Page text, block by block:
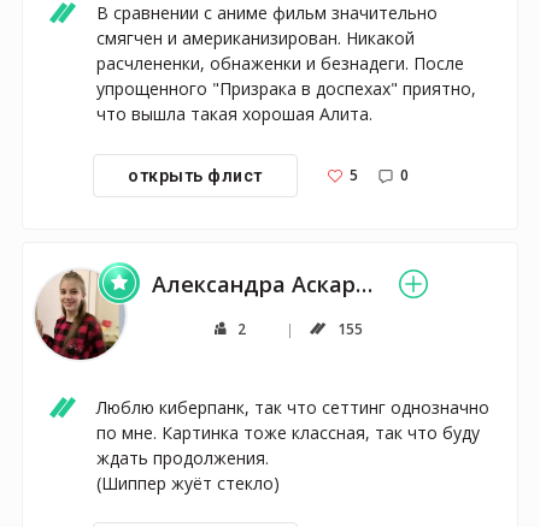
В сравнении с аниме фильм значительно
смягчен и американизирован. Никакой
расчлененки, обнаженки и безнадеги. После
упрощенного "Призрака в доспехах" приятно,
что вышла такая хорошая Алита.
открыть флист 5 0
Александра Аскарова
2 155
Люблю киберпанк, так что сеттинг однозначно
по мне. Картинка тоже классная, так что буду
ждать продолжения.
(Шиппер жуёт стекло)